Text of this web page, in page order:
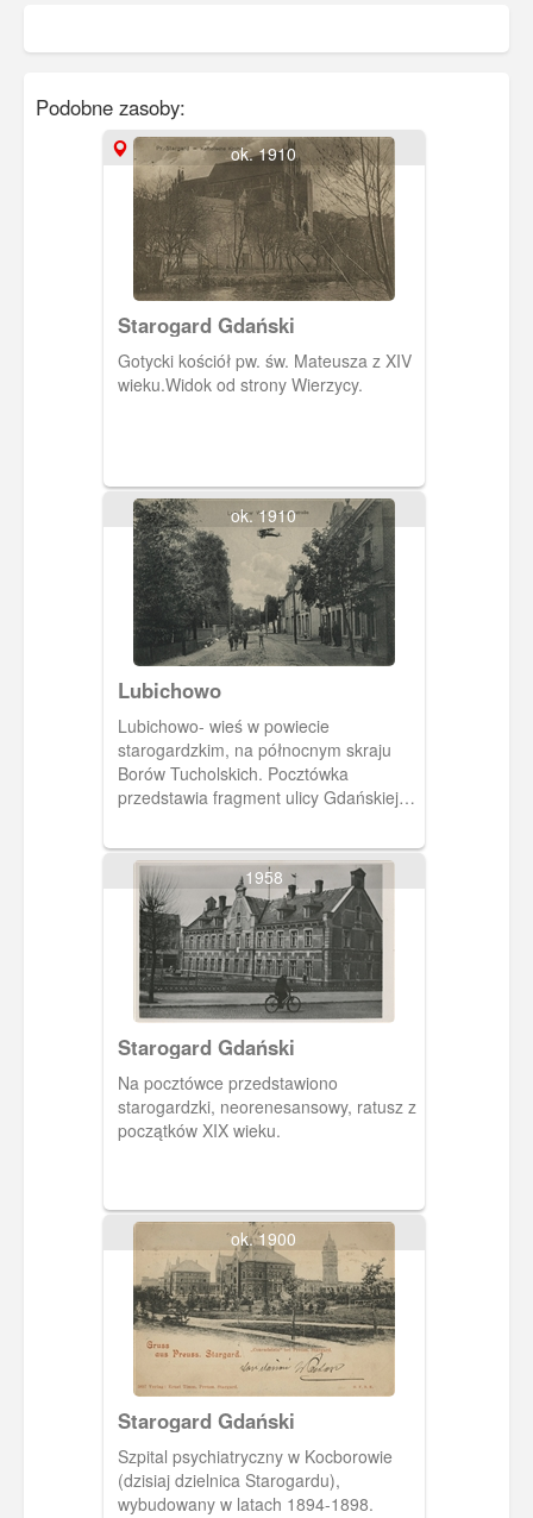
Podobne zasoby:
ok. 1910
Starogard Gdański
Gotycki kościół pw. św. Mateusza z XIV
wieku.Widok od strony Wierzycy.
ok. 1910
Lubichowo
Lubichowo- wieś w powiecie
starogardzkim, na północnym skraju
Borów Tucholskich. Pocztówka
przedstawia fragment ulicy Gdańskiej
1958
Starogard Gdański
Na pocztówce przedstawiono
starogardzki, neorenesansowy, ratusz z
początków XIX wieku.
ok. 1900
Starogard Gdański
Szpital psychiatryczny w Kocborowie
(dzisiaj dzielnica Starogardu),
wybudowany w latach 1894-1898.